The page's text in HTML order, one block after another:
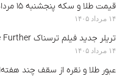
قیمت طلا و سکه پنجشنبه ۱۵ مرداد
۱۴ مرداد ۱۴۰۵
تریلر جدید فیلم ترسناک Insidious: Out of the Further منتشر شد
۱۴ مرداد ۱۴۰۵
عبور طلا و نقره از سقف چند